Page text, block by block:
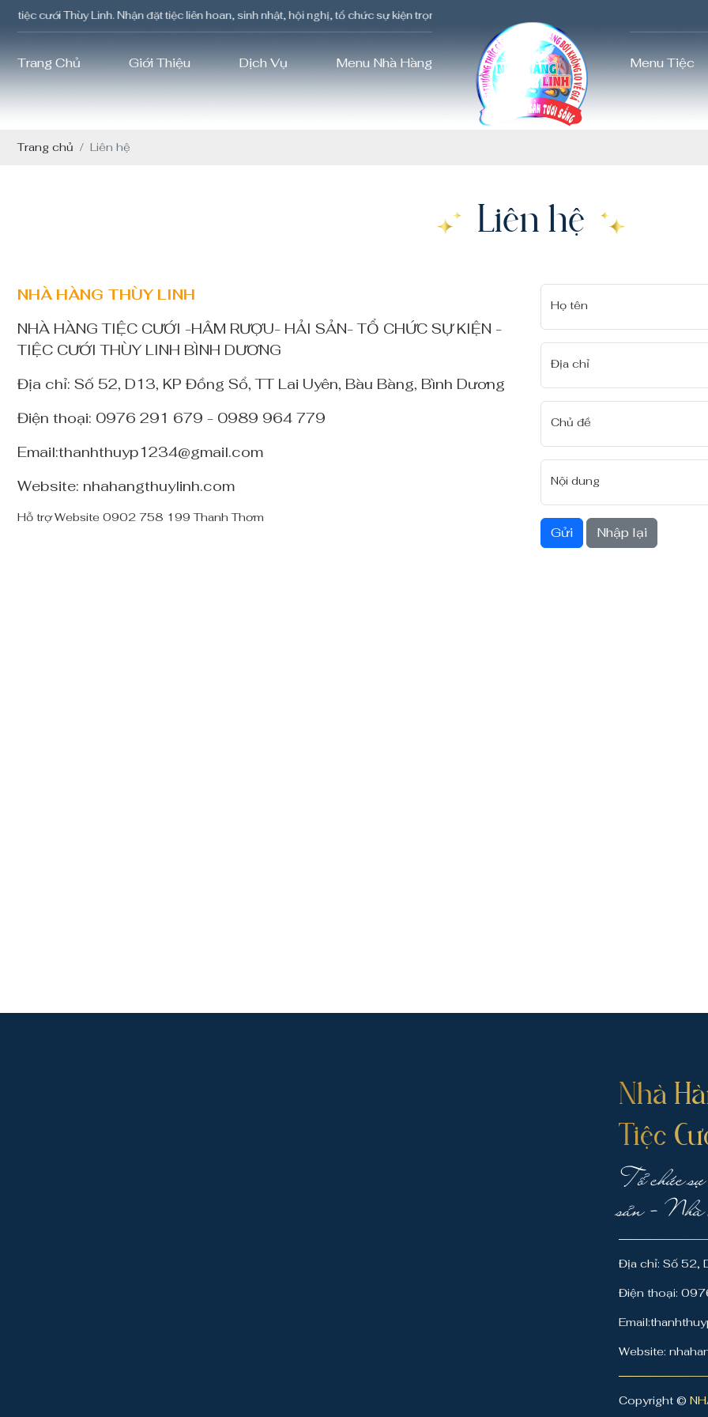
cưới Thùy Linh. Nhận đặt tiệc liên hoan, sinh nhật, hội nghị, tổ chức sự kiện trọn gói. Hotline 0989 964 779
Trang Chủ Giới Thiệu Dịch Vụ Menu Nhà Hàng Menu Tiệc
Trang chủ Liên hệ
Liên hệ
NHÀ HÀNG THÙY LINH
NHÀ HÀNG TIỆC CƯỚI -HÂM RƯỢU- HẢI SẢN- TỔ CHỨC SỰ KIỆN -
TIỆC CƯỚI THÙY LINH BÌNH DƯƠNG
Địa chỉ: Số 52, D13, KP Đồng Sổ, TT Lai Uyên, Bàu Bàng, Bình Dương
Điện thoại: 0976 291 679 - 0989 964 779
Email:thanhthuyp1234@gmail.com
Website: nhahangthuylinh.com
Hỗ trợ Website 0902 758 199 Thanh Thơm
Họ tên
Địa chỉ
Chủ đề
Nội dung
Nhà
Tiệc
Tổ chức
sản -
Địa chỉ: Số 52,
Điện thoại:
Website:
Copyright ©